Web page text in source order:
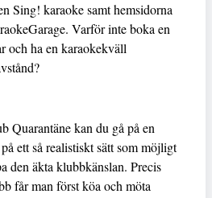
Sing! karaoke samt hemsidorna
Varför inte boka en
och ha en karaokekväll
Quarantäne kan du gå på en
ett så realistiskt sätt som möjligt
den äkta klubbkänslan. Precis
får man först köa och möta